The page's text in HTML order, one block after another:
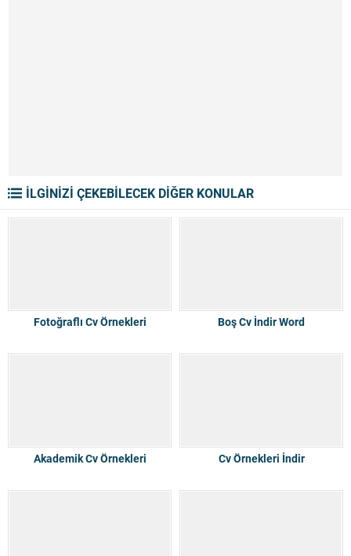
İLGİNİZİ ÇEKEBİLECEK DİĞER KONULAR
Fotoğraflı Cv Örnekleri Boş Cv İndir Word
Akademik Cv Örnekleri Cv Örnekleri İndir